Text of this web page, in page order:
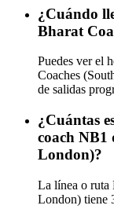
¿Cuándo
Bharat
Puedes ver el
Coaches
de salidas
¿Cuántas
coach NB1
London)?
La línea o ruta
London) tiene